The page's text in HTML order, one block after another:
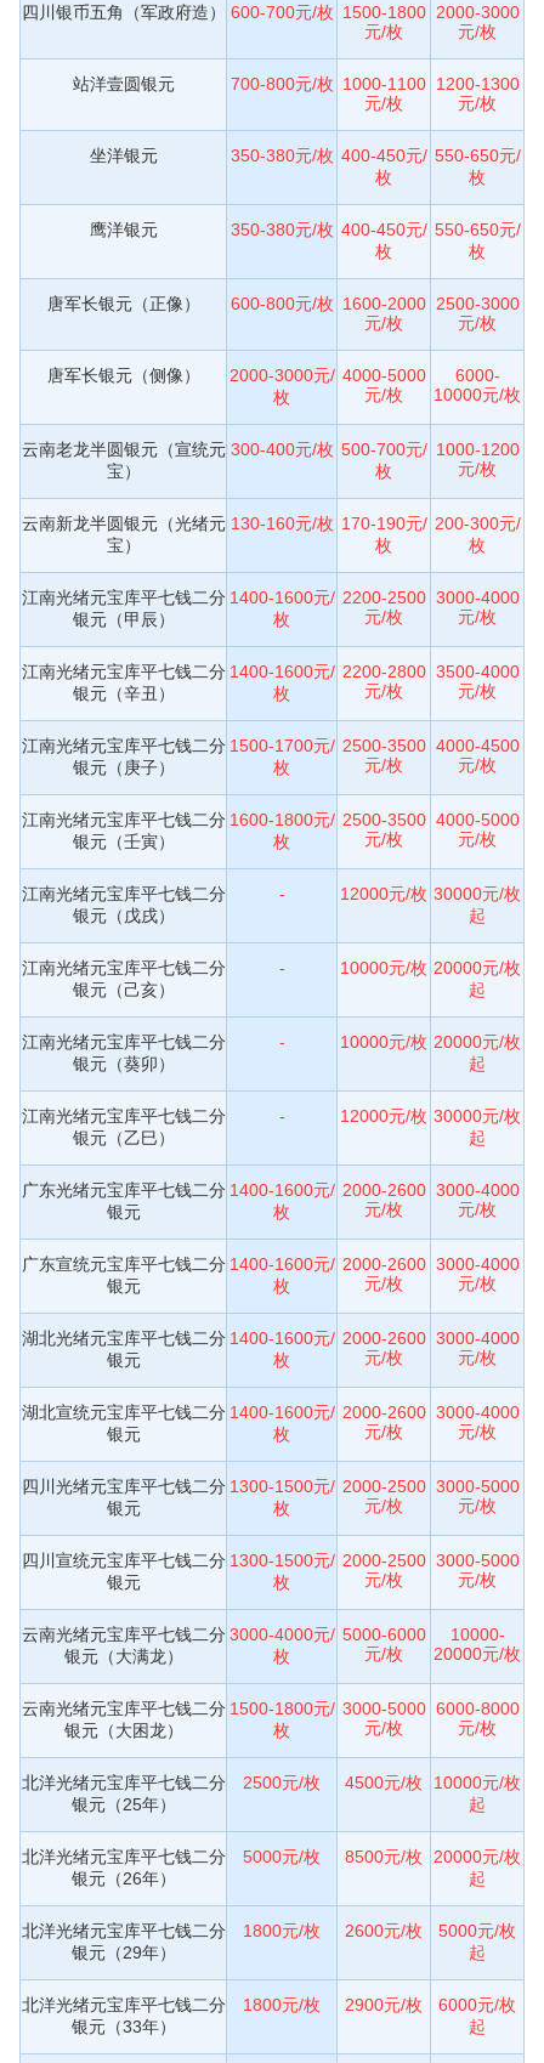
四川银币五角（军政府造） 600-700元/枚 1500-1800
元/枚
2000-3000
元/枚
站洋壹圆银元 700-800元/枚 1000-1100
元/枚
1200-1300
元/枚
坐洋银元 350-380元/枚 400-450元/
枚
550-650元/
枚
鹰洋银元 350-380元/枚 400-450元/
枚
550-650元/
枚
唐军长银元（正像） 600-800元/枚 1600-2000
元/枚
2500-3000
元/枚
唐军长银元（侧像）
2000-3000元/
枚
4000-5000
元/枚
6000-
10000元/枚
云南老龙半圆银元（宣统元
宝）
300-400元/枚 500-700元/
枚
1000-1200
元/枚
云南新龙半圆银元（光绪元
宝）
130-160元/枚 170-190元/
枚
200-300元/
枚
江南光绪元宝库平七钱二分
银元（甲辰）
1400-1600元/
枚
2200-2500
元/枚
3000-4000
元/枚
江南光绪元宝库平七钱二分
银元（辛丑）
1400-1600元/
枚
2200-2800
元/枚
3500-4000
元/枚
江南光绪元宝库平七钱二分
银元（庚子）
1500-1700元/
枚
2500-3500
元/枚
4000-4500
元/枚
江南光绪元宝库平七钱二分
银元（壬寅）
1600-1800元/
枚
2500-3500
元/枚
4000-5000
元/枚
江南光绪元宝库平七钱二分
银元（戊戌）
- 12000元/枚 30000元/枚
起
江南光绪元宝库平七钱二分
银元（己亥）
- 10000元/枚 20000元/枚
起
江南光绪元宝库平七钱二分
银元（葵卯）
- 10000元/枚 20000元/枚
起
江南光绪元宝库平七钱二分
银元（乙巳）
- 12000元/枚 30000元/枚
起
广东光绪元宝库平七钱二分
银元
1400-1600元/
枚
2000-2600
元/枚
3000-4000
元/枚
广东宣统元宝库平七钱二分
银元
1400-1600元/
枚
2000-2600
元/枚
3000-4000
元/枚
湖北光绪元宝库平七钱二分
银元
1400-1600元/
枚
2000-2600
元/枚
3000-4000
元/枚
湖北宣统元宝库平七钱二分
银元
1400-1600元/
枚
2000-2600
元/枚
3000-4000
元/枚
四川光绪元宝库平七钱二分
银元
1300-1500元/
枚
2000-2500
元/枚
3000-5000
元/枚
四川宣统元宝库平七钱二分
银元
1300-1500元/
枚
2000-2500
元/枚
3000-5000
元/枚
云南光绪元宝库平七钱二分
银元（大满龙）
3000-4000元/
枚
5000-6000
元/枚
10000-
20000元/枚
云南光绪元宝库平七钱二分
银元（大困龙）
1500-1800元/
枚
3000-5000
元/枚
6000-8000
元/枚
北洋光绪元宝库平七钱二分
银元（25年）
2500元/枚 4500元/枚
10000元/枚
起
北洋光绪元宝库平七钱二分
银元（26年）
5000元/枚 8500元/枚
20000元/枚
起
北洋光绪元宝库平七钱二分
银元（29年）
1800元/枚 2600元/枚
5000元/枚
起
北洋光绪元宝库平七钱二分
银元（33年）
1800元/枚 2900元/枚
6000元/枚
起